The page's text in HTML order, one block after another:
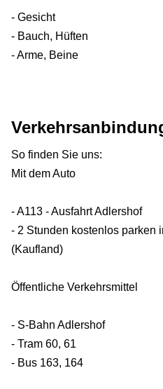
- Gesicht
- Bauch, Hüften
- Arme, Beine
So finden Sie uns:
Mit dem Auto
- A113 - Ausfahrt Adlershof
- 2 Stunden kostenlos parken
(Kaufland)
Öffentliche Verkehrsmittel
- S-Bahn Adlershof
- Tram 60, 61
- Bus 163, 164